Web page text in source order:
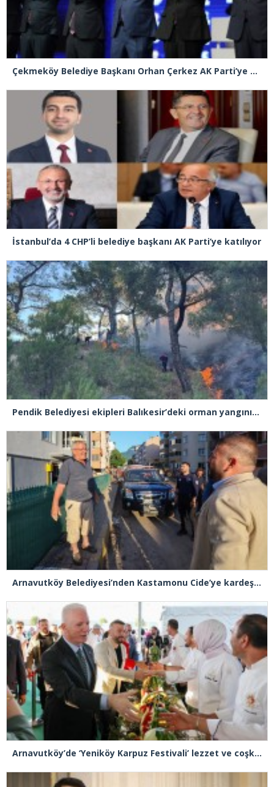
Çekmeköy Belediye Başkanı Orhan Çerkez AK Parti’ye katıldı
İstanbul’da 4 CHP’li belediye başkanı AK Parti’ye katılıyor
Pendik Belediyesi ekipleri Balıkesir’deki orman yangınına müdahale ediyor
Arnavutköy Belediyesi’nden Kastamonu Cide’ye kardeşlik eli
Arnavutköy’de ‘Yeniköy Karpuz Festivali’ lezzet ve coşkuya sahne oldu